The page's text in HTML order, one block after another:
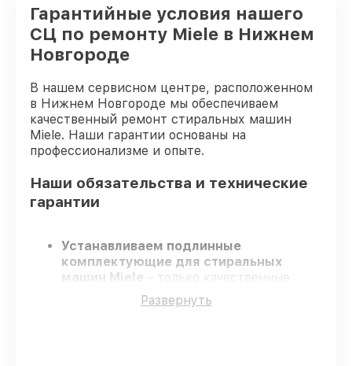
Гарантийные условия нашего
СЦ по ремонту Miele в Нижнем
Новгороде
В нашем сервисном центре, расположенном
в Нижнем Новгороде мы обеспечиваем
качественный ремонт стиральных машин
Miele. Наши гарантии основаны на
профессионализме и опыте.
Наши обязательства и технические
гарантии
Устанавливаем подлинные
комплектующие для стиральных
машин Miele
– только качественные
запчасти для вашей техники.
Опытные инженеры– проходят строгий
Развернуть